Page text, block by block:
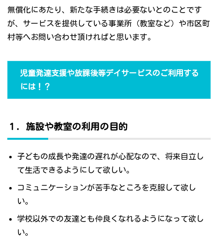
無償化にあたり、新たな手続きは必要ないとのことです
が、サービスを提供している事業所（教室など）や市区町
村等へお問い合わせ頂ければと思います。
児童発達支援や放課後等デイサービスのご利用する
には！？
１．施設や教室の利用の目的
子どもの成長や発達の遅れが心配なので、将来自立し
て生活できるようにして欲しい。
コミュニケーションが苦手なところを克服して欲し
い。
学校以外での友達とも仲良くなれるようになって欲し
い。